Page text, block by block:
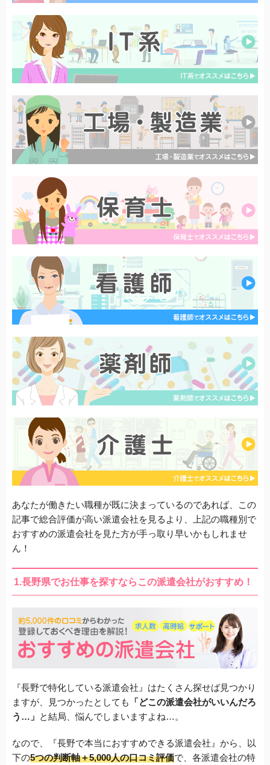
あなたが働きたい職種が既に決まっているのであれば、この
記事で総合評価が高い派遣会社を見るより、上記の職種別で
おすすめの派遣会社を見た方が手っ取り早いかもしれませ
ん！
1.長野県でお仕事を探すならこの派遣会社がおすすめ！
『長野で特化している派遣会社』はたくさん探せば見つかり
ますが、見つかったとしても
「どこの派遣会社がいいんだろ
う…」 と結局、悩んでしまいますよね…。
なので、『長野で本当におすすめできる派遣会社』から、以
下の5つの判断軸＋5,000人の口コミ評価で、各派遣会社の特